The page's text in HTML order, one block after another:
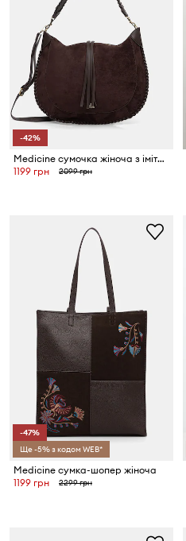
-42%
Medicine сумочка жіноча з імітації замші
1199 грн
2099 грн
-47%
Ще -5% з кодом WEB*
Medicine сумка-шопер жіноча
1199 грн
2299 грн